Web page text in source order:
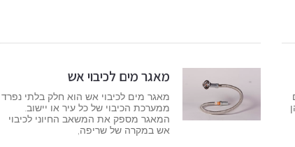
מאגר מים לכיבוי אש
מאגר מים לכיבוי אש הוא חלק בלתי נפרד
ממערכת הכיבוי של כל עיר או יישוב.
המאגר מספק את המשאב החיוני לכיבוי
אש במקרה של שריפה,